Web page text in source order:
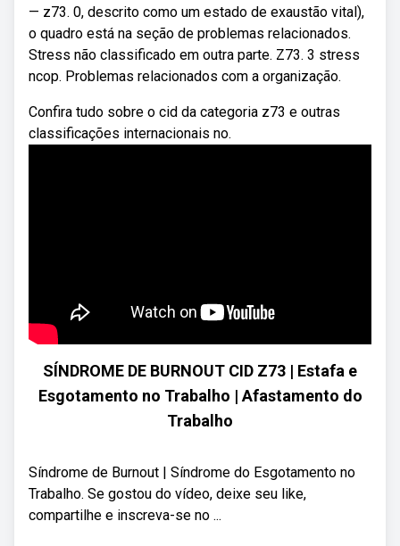
— z73. 0, descrito como um estado de exaustão vital),
o quadro está na seção de problemas relacionados.
Stress não classificado em outra parte. Z73. 3 stress
ncop. Problemas relacionados com a organização.
Confira tudo sobre o cid da categoria z73 e outras
classificações internacionais no.
SÍNDROME DE BURNOUT CID Z73 | Estafa e
Esgotamento no Trabalho | Afastamento do
Trabalho
Síndrome de Burnout | Síndrome do Esgotamento no
Trabalho. Se gostou do vídeo, deixe seu like,
compartilhe e inscreva-se no ...